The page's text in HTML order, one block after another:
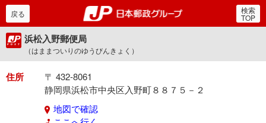
郵便局・日本郵政グルー
戻る 検索
TOP
浜松入野郵便局
（はままついりのゆうびんきょく）
住所
〒 432-8061
静岡県浜松市中央区入野町８８７５－２
地図で確認